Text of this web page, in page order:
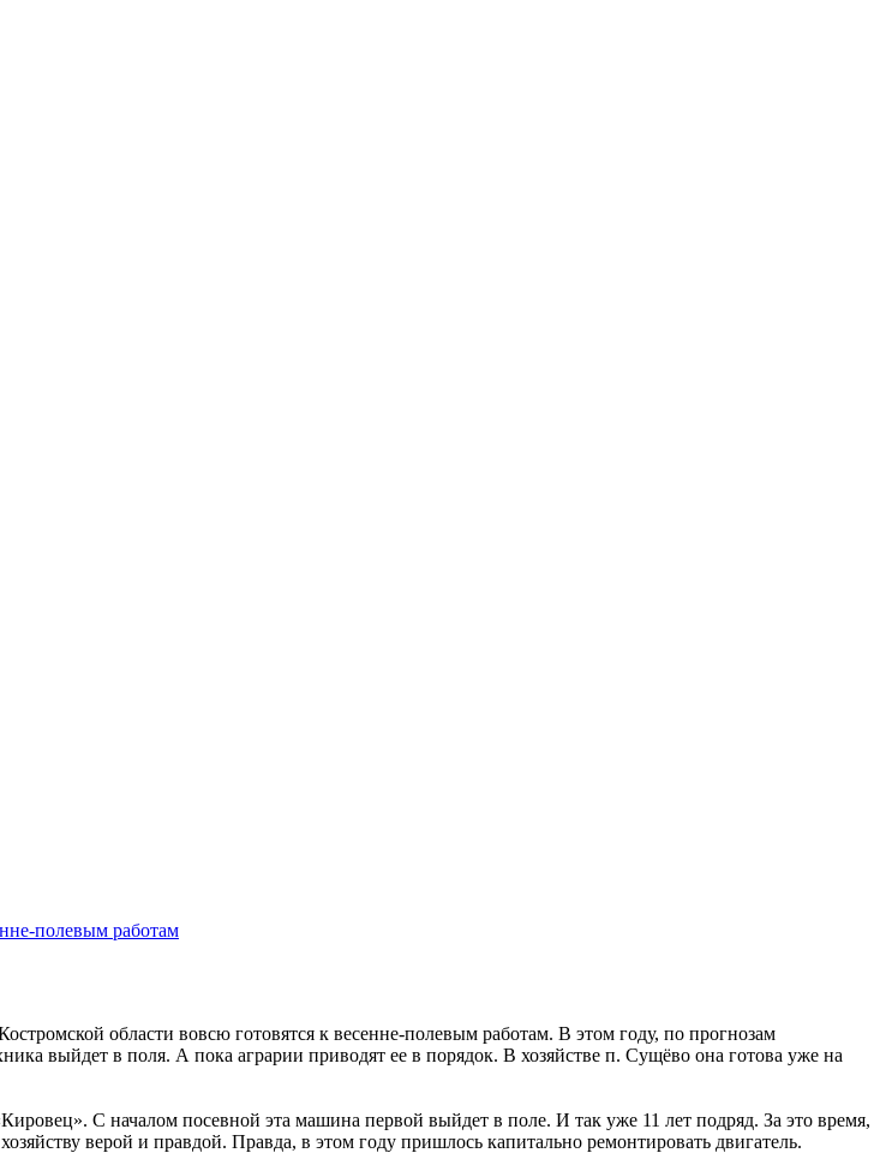
полевым работам
области вовсю готовятся к весенне-полевым работам. В этом году, по прогнозам
выйдет в поля. А пока аграрии приводят ее в порядок. В хозяйстве п. Сущёво она готова уже на
С началом посевной эта машина первой выйдет в поле. И так уже 11 лет подряд. За это время,
верой и правдой. Правда, в этом году пришлось капитально ремонтировать двигатель.